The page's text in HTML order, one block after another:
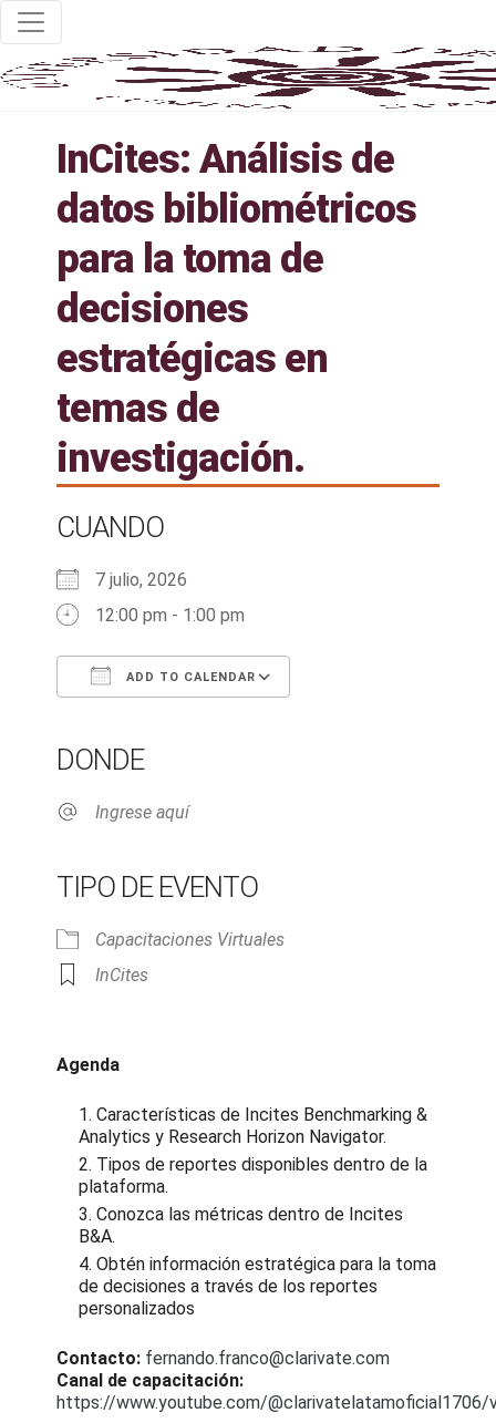
InCites: Análisis de
datos bibliométricos
para la toma de
decisiones
estratégicas en
temas de
investigación.
CUANDO
7 julio, 2026
12:00 pm - 1:00 pm
ADD TO CALENDAR
DONDE
Ingrese aquí
TIPO DE EVENTO
Capacitaciones Virtuales
InCites
Agenda
Características de Incites Benchmarking &
Analytics y Research Horizon Navigator.
Tipos de reportes disponibles dentro de la
plataforma.
Conozca las métricas dentro de Incites
B&A.
Obtén información estratégica para la toma
de decisiones a través de los reportes
personalizados
Contacto: fernando.franco@clarivate.com
Canal de capacitación:
https://www.youtube.com/@clarivatelatamoficial1706/